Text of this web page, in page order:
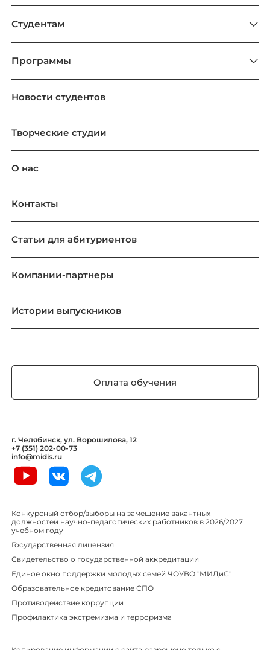
Новости студентов
Творческие студии
О нас
Контакты
Статьи для абитуриентов
Компании-партнеры
Истории выпускников
Программы
Студентам
Оплата обучения
г. Челябинск, ул. Ворошилова, 12
+7 (351) 202-00-73
info@midis.ru
Конкурсный отбор/выборы на замещение вакантных
должностей научно-педагогических работников в 2026/2027
учебном году
Государственная лицензия
Свидетельство о государственной аккредитации
Единое окно поддержки молодых семей ЧОУВО "МИДиС"
Образовательное кредитование СПО
Противодействие коррупции
Профилактика экстремизма и терроризма